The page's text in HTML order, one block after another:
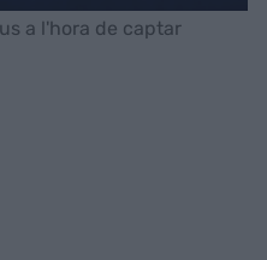
a l'hora de captar